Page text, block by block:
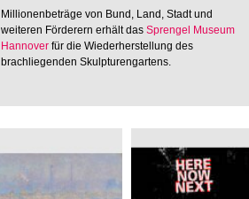
Millionenbeträge von Bund, Land, Stadt und
weiteren Förderern erhält das Sprengel Museum
Hannover für die Wiederherstellung des
brachliegenden Skulpturengartens.